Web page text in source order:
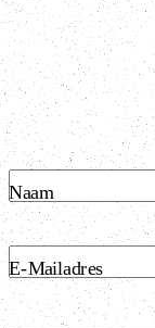
Naam
E-Mailadres